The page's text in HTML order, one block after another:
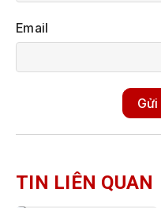
Email
TIN LIÊN QUAN